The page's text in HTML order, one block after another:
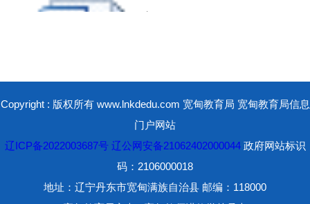
鹃
教
学
评价.docx
Copyright : 版权所有 www.lnkdedu.com 宽甸教育局 宽甸教育局信息
门户网站
辽ICP备2022003687号 辽公网安备21062402000044政府网站标识
码：2106000018
地址：辽宁丹东市宽甸满族自治县 邮编：118000